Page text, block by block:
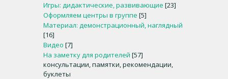
Игры: дидактические, развивающие [23]
Оформляем центры в группе [5]
Материал: демонстрационный, наглядный
[16]
Видео [7]
На заметку для родителей [57]
консультации, памятки, рекомендации,
буклеты